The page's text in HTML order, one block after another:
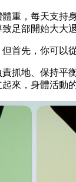
重，每天支持
致足部開始大
首先，你可以
抓地、保持
來，身體活動